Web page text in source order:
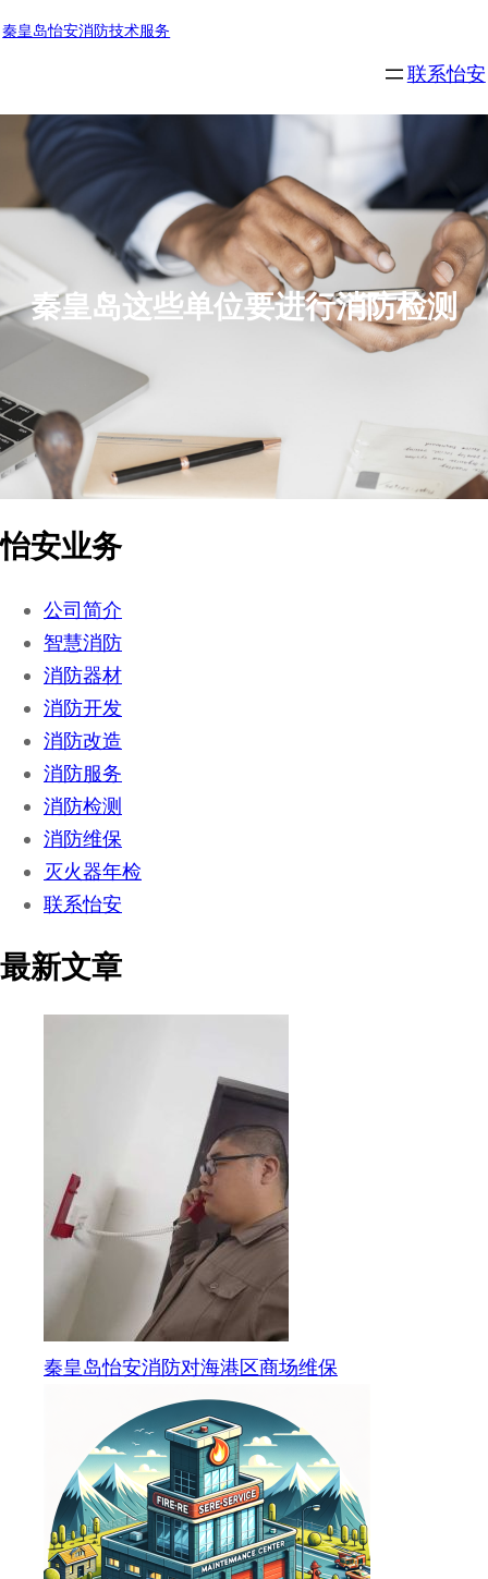
秦皇岛怡安消防技术服务
联系怡安
秦皇岛这些单位要进行消防检测
怡安业务
公司简介
智慧消防
消防器材
消防开发
消防改造
消防服务
消防检测
消防维保
灭火器年检
联系怡安
最新文章
秦皇岛怡安消防对海港区商场维保